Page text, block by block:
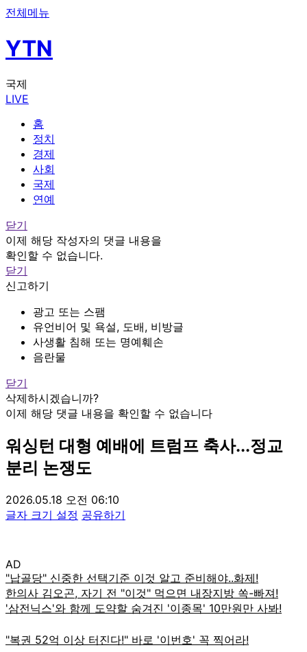
전체메뉴
YTN
국제
LIVE
홈
정치
경제
사회
국제
연예
닫기
이제 해당 작성자의 댓글 내용을
확인할 수 없습니다.
닫기
신고하기
광고 또는 스팸
유언비어 및 욕설, 도배, 비방글
사생활 침해 또는 명예훼손
음란물
닫기
삭제하시겠습니까?
이제 해당 댓글 내용을 확인할 수 없습니다
워싱턴 대형 예배에 트럼프 축사...정교
분리 논쟁도
2026.05.18 오전 06:10
글자 크기 설정 공유하기
AD